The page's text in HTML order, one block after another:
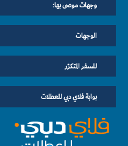
وجهات موصى بها:
الوجهات
للسفر المتكرّر
بوابة فلاي دبي للعطلات